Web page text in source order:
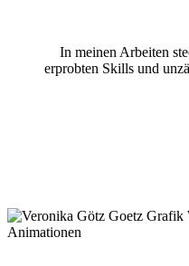
In meinen Arbeiten
erprobten Skills und